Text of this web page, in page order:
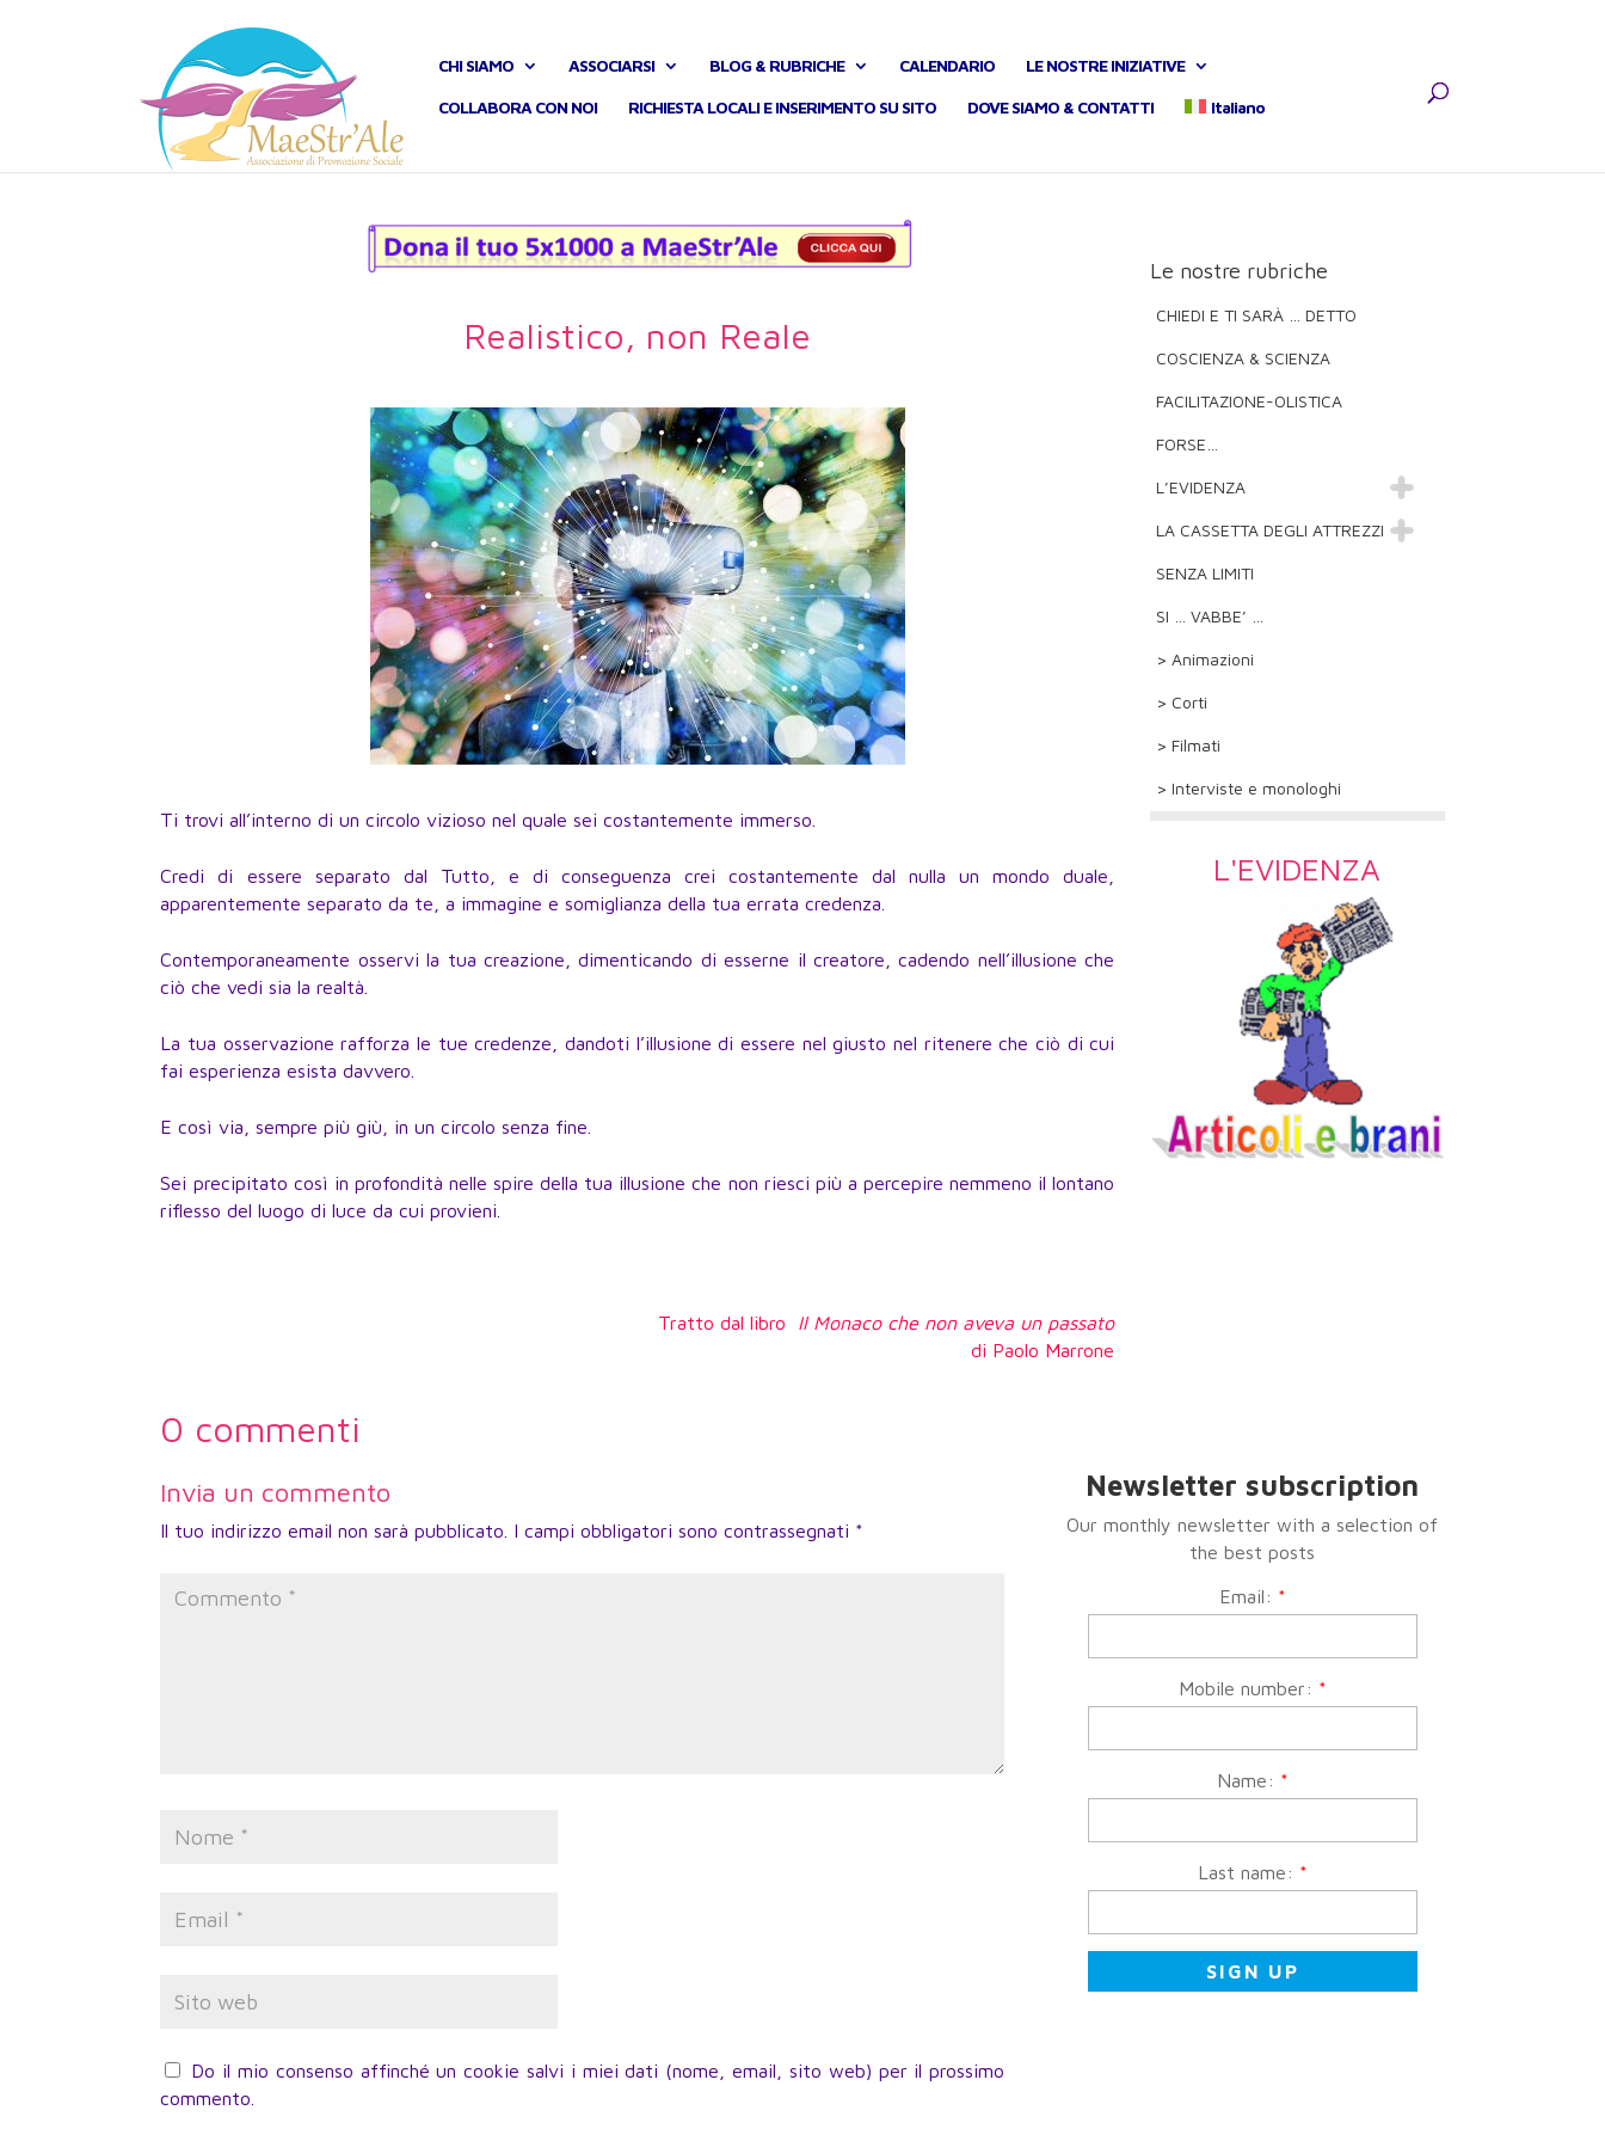
CHI SIAMO ASSOCIARSI BLOG & RUBRICHE CALENDARIO LE NOSTRE INIZIATIVE
COLLABORA CON NOI RICHIESTA LOCALI E INSERIMENTO SU SITO DOVE SIAMO & CONTATTI Italiano
Realistico, non Reale
Ti trovi all’interno di un circolo vizioso nel quale sei costantemente immerso.
Credi di essere separato dal Tutto, e di conseguenza crei costantemente dal nulla un mondo duale,
apparentemente separato da te, a immagine e somiglianza della tua errata credenza.
Contemporaneamente osservi la tua creazione, dimenticando di esserne il creatore, cadendo nell’illusione che
ciò che vedi sia la realtà.
La tua osservazione rafforza le tue credenze, dandoti l’illusione di essere nel giusto nel ritenere che ciò di cui
fai esperienza esista davvero.
E così via, sempre più giù, in un circolo senza fine.
Sei precipitato così in profondità nelle spire della tua illusione che non riesci più a percepire nemmeno il lontano
riflesso del luogo di luce da cui provieni.
Tratto dal libro Il Monaco che non aveva un passato
di Paolo Marrone
Le nostre rubriche
CHIEDI E TI SARÀ … DETTO
COSCIENZA & SCIENZA
FACILITAZIONE-OLISTICA
FORSE…
L’EVIDENZA
LA CASSETTA DEGLI ATTREZZI
SENZA LIMITI
SI … VABBE’ …
> Animazioni
> Corti
> Filmati
> Interviste e monologhi
L'EVIDENZA
0 commenti
Invia un commento
Il tuo indirizzo email non sarà pubblicato. I campi obbligatori sono contrassegnati *
Do il mio consenso affinché un cookie salvi i miei dati (nome, email, sito web) per il prossimo
commento.
Newsletter subscription
Our monthly newsletter with a selection of
the best posts
Email: *
Mobile number: *
Name: *
Last name: *